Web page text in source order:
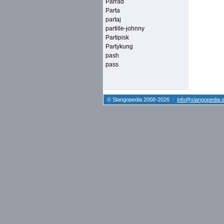
Parrad
Parta
partaj
partille-johnny
Partipisk
Partykung
pash
pass
© Slangopedia 2008-2026 :